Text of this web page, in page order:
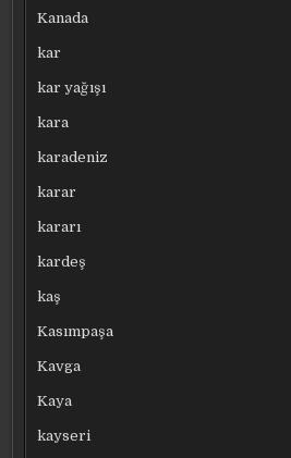
Kanada
kar
kar yağışı
kara
karadeniz
karar
kararı
kardeş
kaş
Kasımpaşa
Kavga
Kaya
kayseri